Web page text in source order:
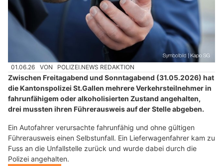
01.06.26 VON POLIZEI.NEWS REDAKTION
Zwischen Freitagabend und Sonntagabend (31.05.2026) hat
die Kantonspolizei St.Gallen mehrere Verkehrsteilnehmer in
fahrunfähigem oder alkoholisierten Zustand angehalten,
drei mussten ihren Führerausweis auf der Stelle abgeben.
Ein Autofahrer verursachte fahrunfähig und ohne gültigen
Führerausweis einen Selbstunfall. Ein Lieferwagenfahrer kam zu
Fuss an die Unfallstelle zurück und wurde dabei durch die
Polizei angehalten.